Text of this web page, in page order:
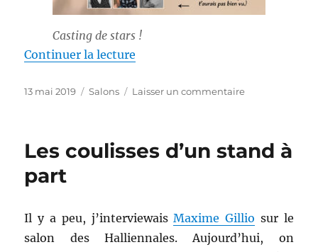
Casting de stars !
Continuer la lecture
Publié
13 mai 2019 Catégories
Salons Laisser un commentairesur
la
Les coulisses d’un stand à
part
Il y a peu, j’interviewaisMaxime Gillio sur le
salon des Halliennales. Aujourd’hui, on